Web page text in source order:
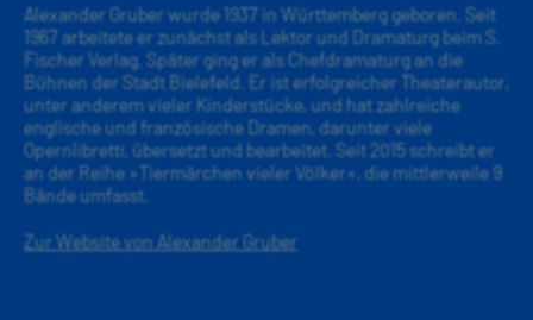
Alexander Gruber wurde 1937 in Württemberg geboren. Seit
1967 arbeitete er zunächst als Lektor und Dramaturg beim S.
Fischer Verlag. Später ging er als Chefdramaturg an die
Bühnen der Stadt Bielefeld. Er ist erfolgreicher Theaterautor,
unter anderem vieler Kinderstücke, und hat zahlreiche
englische und französische Dramen, darunter viele
Opernlibretti, übersetzt und bearbeitet. Seit 2015 schreibt er
an der Reihe »Tiermärchen vieler Völker«, die mittlerweile 9
Bände umfasst.
Zur Website von Alexander Gruber